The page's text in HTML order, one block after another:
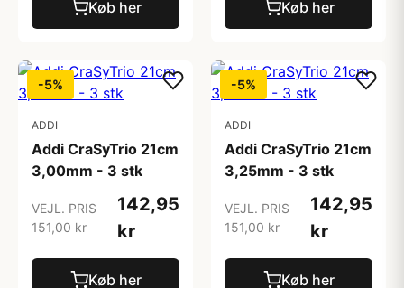
Køb her Køb her
-5%
ADDI
Addi CraSyTrio 21cm
3,00mm - 3 stk
VEJL. PRIS
151,00 kr
142,95
kr
Køb her
-5%
ADDI
Addi CraSyTrio 21cm
3,25mm - 3 stk
VEJL. PRIS
151,00 kr
142,95
kr
Køb her